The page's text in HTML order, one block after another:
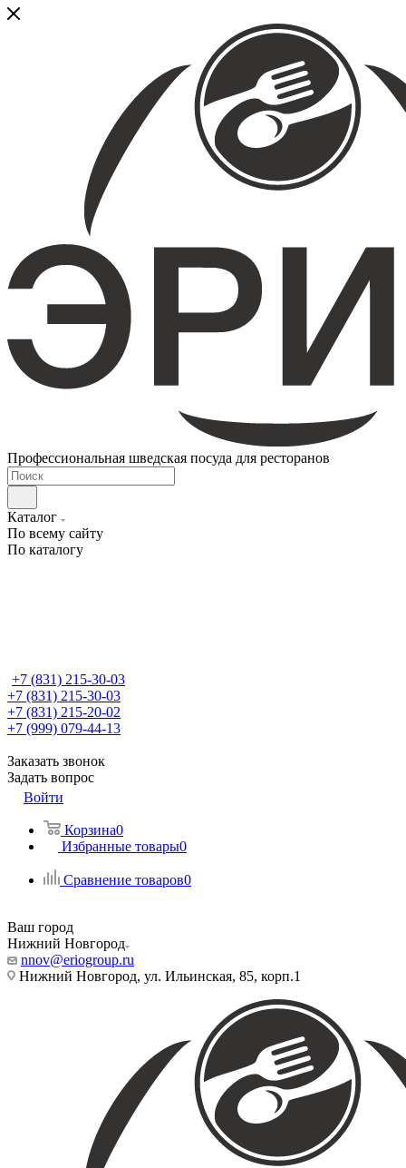
Профессиональная шведская посуда для ресторанов
Каталог
По всему сайту
По каталогу
+7 (831) 215-30-03
+7 (831) 215-30-03
+7 (831) 215-20-02
+7 (999) 079-44-13
Заказать звонок
Задать вопрос
Войти
Корзина0
Избранные товары0
Сравнение товаров0
Ваш город
Нижний Новгород
nnov@eriogroup.ru
Нижний Новгород, ул. Ильинская, 85, корп.1